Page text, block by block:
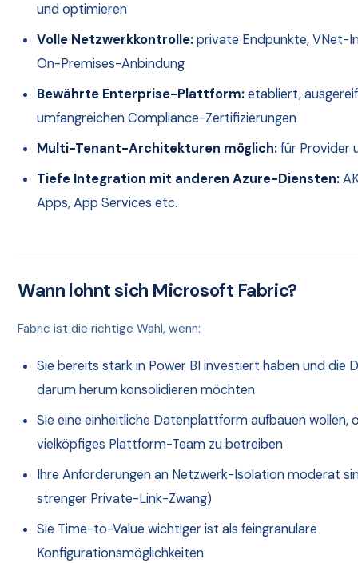
und optimieren
Volle Netzwerkkontrolle:private Endpunkte, VNet-
On-Premises-Anbindung
Bewährte Enterprise-Plattform:etabliert,
umfangreichen Compliance-Zertifizierungen
Multi-Tenant-Architekturen möglich:für Provider
Tiefe Integration mit anderen Azure-Diensten:
Apps, App Services etc.
Wann lohnt sich Microsoft Fabric?
Fabric ist die richtige Wahl, wenn:
Sie bereits stark in Power BI investiert haben und die
darum herum konsolidieren möchten
Sie eine einheitliche Datenplattform aufbauen wollen,
vielköpfiges Plattform-Team zu betreiben
Ihre Anforderungen an Netzwerk-Isolation moderat
strenger Private-Link-Zwang)
Sie Time-to-Value wichtiger ist als feingranulare
Konfigurationsmöglichkeiten